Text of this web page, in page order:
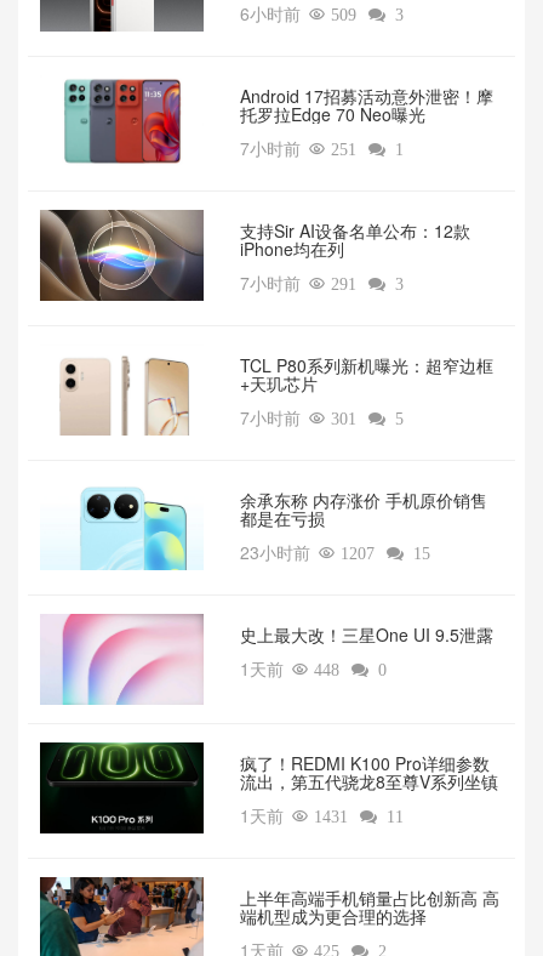
6小时前  509  3
Android 17招募活动意外泄密！摩
托罗拉Edge 70 Neo曝光
7小时前  251  1
支持Sir AI设备名单公布：12款
iPhone均在列
7小时前  291  3
TCL P80系列新机曝光：超窄边框
+天玑芯片
7小时前  301  5
余承东称 内存涨价 手机原价销售
都是在亏损
23小时前  1207  15
‌史上最大改！三星One UI 9.5泄露
1天前  448  0
疯了！REDMI K100 Pro详细参数
流出，第五代骁龙8至尊V系列坐镇‌
1天前  1431  11
上半年高端手机销量占比创新高 高
端机型成为更合理的选择
1天前  425  2